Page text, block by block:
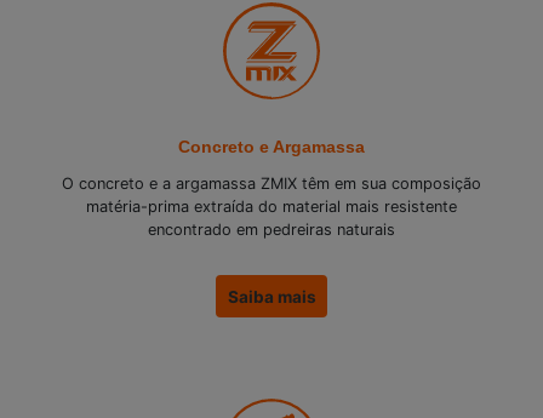
Concreto e Argamassa
O concreto e a argamassa ZMIX têm em sua composição
matéria-prima extraída do material mais resistente
encontrado em pedreiras naturais
Saiba mais